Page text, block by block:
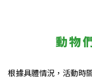
動物
根據具體情況，活動時